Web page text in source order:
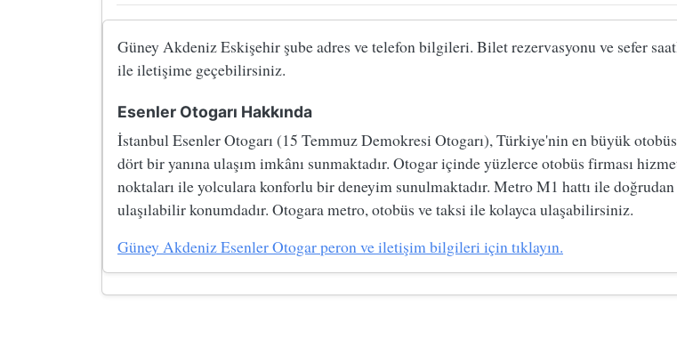
Güney Akdeniz Eskişehir şube adres ve telefon bilgileri. Bilet rezervasyonu ve sefer
ile iletişime geçebilirsiniz.
Esenler Otogarı Hakkında
İstanbul Esenler Otogarı (15 Temmuz Demokresi Otogarı), Türkiye'nin en büyük
dört bir yanına ulaşım imkânı sunmaktadır. Otogar içinde yüzlerce otobüs firması
noktaları ile yolculara konforlu bir deneyim sunulmaktadır. Metro M1 hattı ile
ulaşılabilir konumdadır. Otogara metro, otobüs ve taksi ile kolayca ulaşabilirsiniz.
Güney Akdeniz Esenler Otogar peron ve iletişim bilgileri için tıklayın.